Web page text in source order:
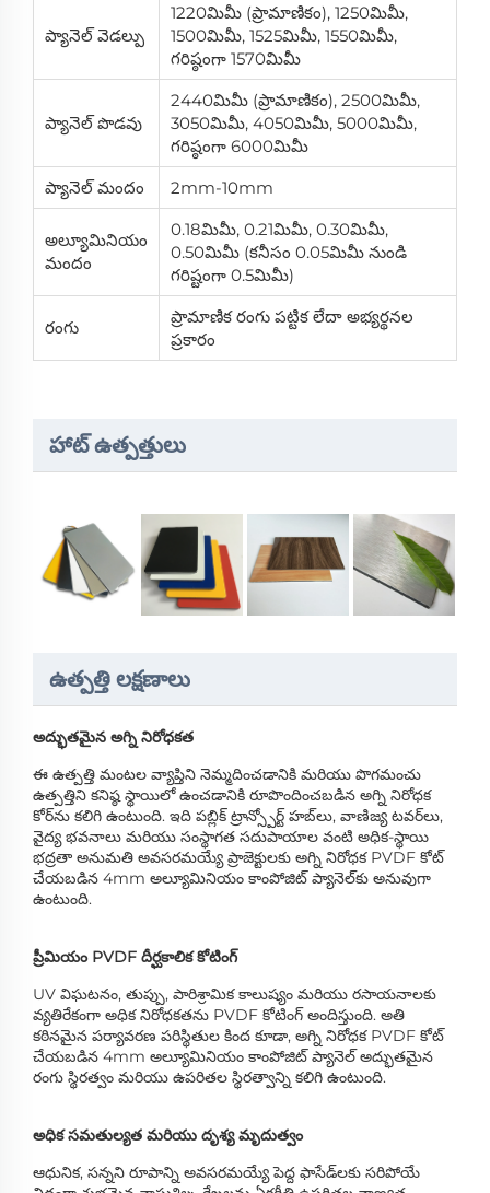
ప్యానెల్ వెడల్పు
1220మిమీ (ప్రామాణికం), 1250మిమీ,
1500మిమీ, 1525మిమీ, 1550మిమీ,
గరిష్ఠంగా 1570మిమీ
ప్యానెల్ పొడవు
2440మిమీ (ప్రామాణికం), 2500మిమీ,
3050మిమీ, 4050మిమీ, 5000మిమీ,
గరిష్ఠంగా 6000మిమీ
ప్యానెల్ మందం
2mm-10mm
అల్యూమినియం
మందం
0.18మిమీ, 0.21మిమీ, 0.30మిమీ,
0.50మిమీ (కనీసం 0.05మిమీ నుండి
గరిష్టంగా 0.5మిమీ)
రంగు
ప్రామాణిక రంగు పట్టిక లేదా అభ్యర్థనల
ప్రకారం
హాట్ ఉత్పత్తులు
ఉత్పత్తి లక్షణాలు
అద్భుతమైన అగ్ని నిరోధకత
ఈ ఉత్పత్తి మంటల వ్యాప్తిని నెమ్మదించడానికి మరియు పొగమంచు
ఉత్పత్తిని కనిష్ఠ స్థాయిలో ఉంచడానికి రూపొందించబడిన అగ్ని నిరోధక
కోర్‌ను కలిగి ఉంటుంది. ఇది పబ్లిక్ ట్రాన్స్పోర్ట్ హబ్‌లు, వాణిజ్య టవర్‌లు,
వైద్య భవనాలు మరియు సంస్థాగత సదుపాయాల వంటి అధిక-స్థాయి
భద్రతా అనుమతి అవసరమయ్యే ప్రాజెక్టులకు అగ్ని నిరోధక PVDF కోట్
చేయబడిన 4mm అల్యూమినియం కాంపోజిట్ ప్యానెల్‌కు అనువుగా
ఉంటుంది.
ప్రీమియం PVDF దీర్ఘకాలిక కోటింగ్
UV విఘటనం, తుప్పు, పారిశ్రామిక కాలుష్యం మరియు రసాయనాలకు
వ్యతిరేకంగా అధిక నిరోధకతను PVDF కోటింగ్ అందిస్తుంది. అతి
కఠినమైన పర్యావరణ పరిస్థితుల కింద కూడా, అగ్ని నిరోధక PVDF కోట్
చేయబడిన 4mm అల్యూమినియం కాంపోజిట్ ప్యానెల్ అద్భుతమైన
రంగు స్థిరత్వం మరియు ఉపరితల స్థిరత్వాన్ని కలిగి ఉంటుంది.
అధిక సమతుల్యత మరియు దృశ్య మృదుత్వం
ఆధునిక, సన్నని రూపాన్ని అవసరమయ్యే పెద్ద ఫాసేడ్‌లకు సరిపోయే